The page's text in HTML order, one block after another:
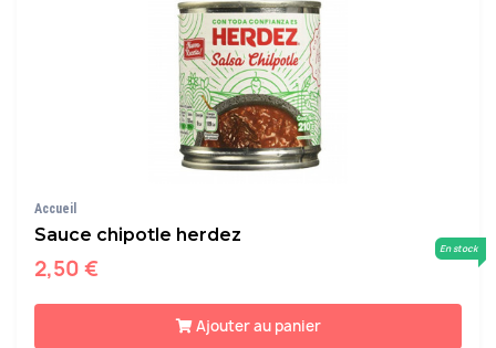
Accueil
Sauce chipotle herdez
2,50 €
En stock
Ajouter au panier